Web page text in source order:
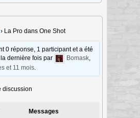
› La Pro dans One Shot
0 réponse, 1 participant et a été
dernière fois par
Bomask,
et 11 mois.
discussion
Messages